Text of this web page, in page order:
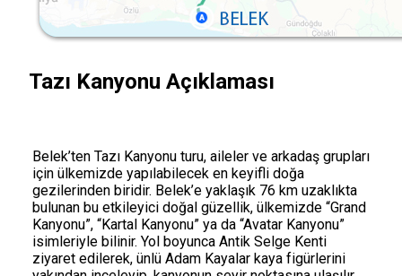
Tazı Kanyonu Açıklaması
Belek’ten Tazı Kanyonu turu, aileler ve arkadaş grupları
için ülkemizde yapılabilecek en keyifli doğa
gezilerinden biridir. Belek’e yaklaşık 76 km uzaklıkta
bulunan bu etkileyici doğal güzellik, ülkemizde “Grand
Kanyonu”, “Kartal Kanyonu” ya da “Avatar Kanyonu”
isimleriyle bilinir. Yol boyunca Antik Selge Kenti
ziyaret edilerek, ünlü Adam Kayalar kaya figürlerini